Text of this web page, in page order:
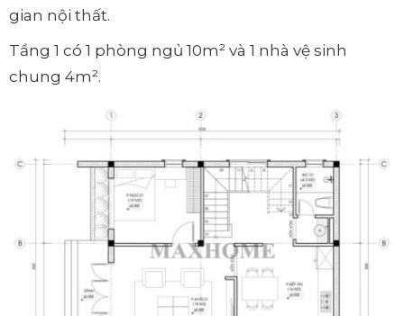
gian nội thất.
Tầng 1 có 1 phòng ngủ 10m² và 1 nhà vệ sinh
chung 4m².